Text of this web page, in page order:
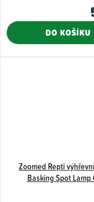
DO KOŠÍKU
Zoomed Repti
Basking Spot Lamp